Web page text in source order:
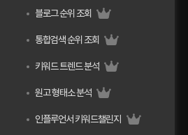
블로그 순위 조회
통합검색 순위 조회
키워드 트렌드 분석
원고 형태소 분석
인플루언서 키워드챌린지